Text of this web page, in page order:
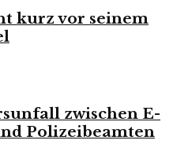
kurz vor seinem
zwischen E-
Polizeibeamten